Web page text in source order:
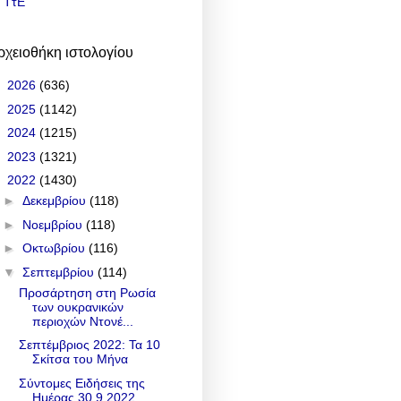
ιστολογίου
2026 (636)
2025 (1142)
2024 (1215)
2023 (1321)
2022 (1430)
► Δεκεμβρίου (118)
► Νοεμβρίου (118)
► Οκτωβρίου (116)
▼ Σεπτεμβρίου (114)
Προσάρτηση στη Ρωσία
των ουκρανικών
περιοχών Ντονέ...
Σεπτέμβριος 2022: Τα 10
Σκίτσα του Μήνα
Σύντομες Ειδήσεις της
Ημέρας 30.9.2022